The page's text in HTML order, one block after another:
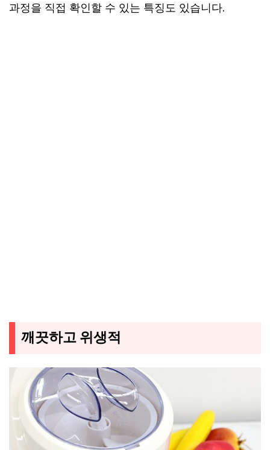
과정을 직접 확인할 수 있는 특징도 있습니다.
깨끗하고 위생적